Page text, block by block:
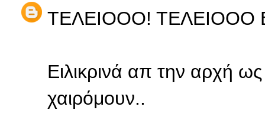
ΤΕΛΕΙΟΟΟ! ΤΕΛΕΙΟΟΟ
Ειλικρινά απ την αρχή
χαιρόμουν..